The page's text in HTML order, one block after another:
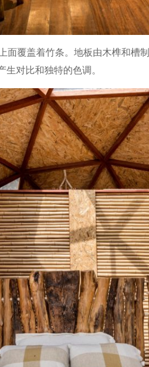
覆盖着竹条。地板由木榫和槽
对比和独特的色调。